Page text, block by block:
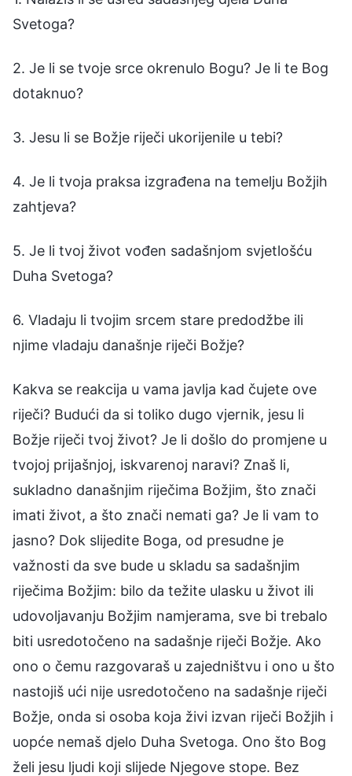
Svetoga?
2. Je li se tvoje srce okrenulo Bogu? Je li te Bog
dotaknuo?
3. Jesu li se Božje riječi ukorijenile u tebi?
4. Je li tvoja praksa izgrađena na temelju Božjih
zahtjeva?
5. Je li tvoj život vođen sadašnjom svjetlošću
Duha Svetoga?
6. Vladaju li tvojim srcem stare predodžbe ili
njime vladaju današnje riječi Božje?
Kakva se reakcija u vama javlja kad čujete ove
riječi? Budući da si toliko dugo vjernik, jesu li
Božje riječi tvoj život? Je li došlo do promjene u
tvojoj prijašnjoj, iskvarenoj naravi? Znaš li,
sukladno današnjim riječima Božjim, što znači
imati život, a što znači nemati ga? Je li vam to
jasno? Dok slijedite Boga, od presudne je
važnosti da sve bude u skladu sa sadašnjim
riječima Božjim: bilo da težite ulasku u život ili
udovoljavanju Božjim namjerama, sve bi trebalo
biti usredotočeno na sadašnje riječi Božje. Ako
ono o čemu razgovaraš u zajedništvu i ono u što
nastojiš ući nije usredotočeno na sadašnje riječi
Božje, onda si osoba koja živi izvan riječi Božjih i
uopće nemaš djelo Duha Svetoga. Ono što Bog
želi jesu ljudi koji slijede Njegove stope. Bez